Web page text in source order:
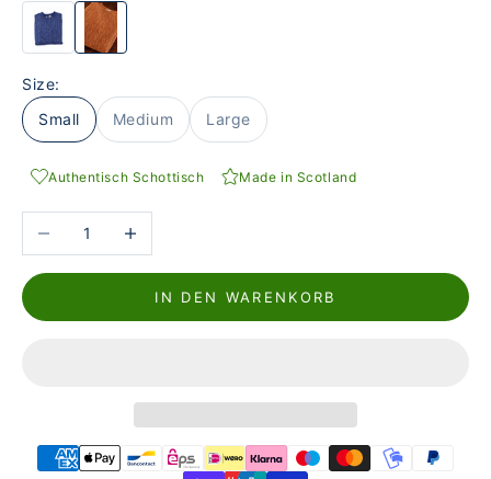
Size:
Small
Medium Large
Authentisch Schottisch Made in Scotland
Anzahl verringernAnzahl erhöhen
IN DEN WARENKORB